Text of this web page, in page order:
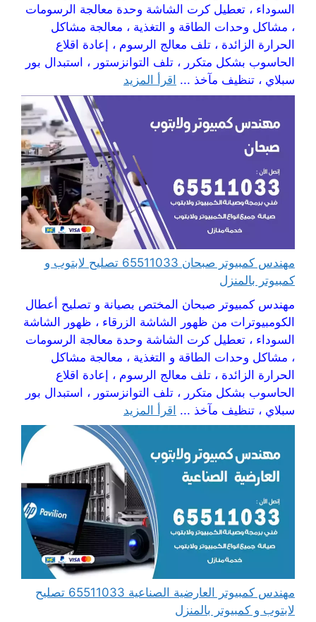
السوداء ، تعطيل كرت الشاشة وحدة معالجة الرسومات
، مشاكل وحدات الطاقة و التغذية ، معالجة مشاكل
الحرارة الزائدة ، تلف معالج الرسوم ، إعادة اقلاع
الحاسوب بشكل متكرر ، تلف التوانزستور ، استبدال بور
سبلاي ، تنظيف مآخذ ... اقرأ المزيد
مهندس كمبيوتر صبحان 65511033 تصليح لابتوب و
كمبيوتر بالمنزل
مهندس كمبيوتر صبحان المختص بصيانة و تصليح أعطال
الكومبيوترات من ظهور الشاشة الزرقاء ، ظهور الشاشة
السوداء ، تعطيل كرت الشاشة وحدة معالجة الرسومات
، مشاكل وحدات الطاقة و التغذية ، معالجة مشاكل
الحرارة الزائدة ، تلف معالج الرسوم ، إعادة اقلاع
الحاسوب بشكل متكرر ، تلف التوانزستور ، استبدال بور
سبلاي ، تنظيف مآخذ ... اقرأ المزيد
مهندس كمبيوتر العارضية الصناعية 65511033 تصليح
لابتوب و كمبيوتر بالمنزل